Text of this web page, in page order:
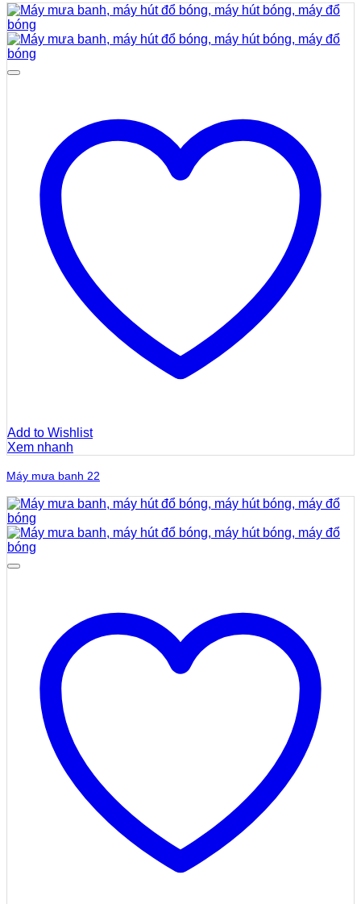
Add to Wishlist
Xem nhanh
Máy mưa banh 22